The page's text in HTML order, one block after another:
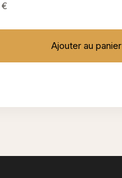
€
Ajouter au panier